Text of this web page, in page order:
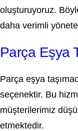
oluşturuyoruz.
daha verimli
Parça Eşya
Parça eşya
seçenektir. Bu
müşterilerimiz
etmektedir.